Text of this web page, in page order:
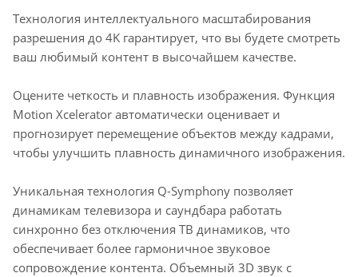
Технология интеллектуального масштабирования
разрешения до 4K гарантирует, что вы будете смотреть
ваш любимый контент в высочайшем качестве.
Оцените четкость и плавность изображения. Функция
Motion Xcelerator автоматически оценивает и
прогнозирует перемещение объектов между кадрами,
чтобы улучшить плавность динамичного изображения.
Уникальная технология Q-Symphony позволяет
динамикам телевизора и саундбара работать
синхронно без отключения ТВ динамиков, что
обеспечивает более гармоничное звуковое
сопровождение контента. Объемный 3D звук с